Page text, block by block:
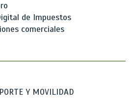
de Impuestos
comerciales
Y MOVILIDAD